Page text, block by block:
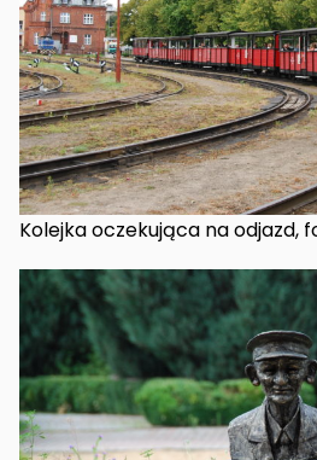
Kolejka oczekująca na odjazd,